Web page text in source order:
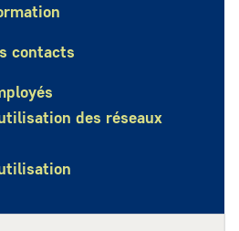
contacts
des réseaux